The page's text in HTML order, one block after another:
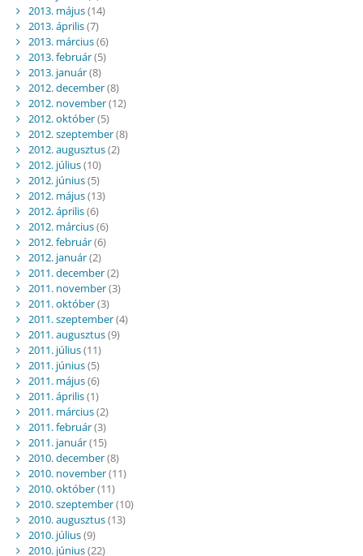
2013. május(14)
2013. április(7)
2013. március(6)
2013. február(5)
2013. január(8)
2012. december(8)
2012. november(12)
2012. október(5)
2012. szeptember(8)
2012. augusztus(2)
2012. július(10)
2012. június(5)
2012. május(13)
2012. április(6)
2012. március(6)
2012. február(6)
2012. január(2)
2011. december(2)
2011. november(3)
2011. október(3)
2011. szeptember(4)
2011. augusztus(9)
2011. július(11)
2011. június(5)
2011. május(6)
2011. április(1)
2011. március(2)
2011. február(3)
2011. január(15)
2010. december(8)
2010. november(11)
2010. október(11)
2010. szeptember(10)
2010. augusztus(13)
2010. július(9)
2010. június(22)